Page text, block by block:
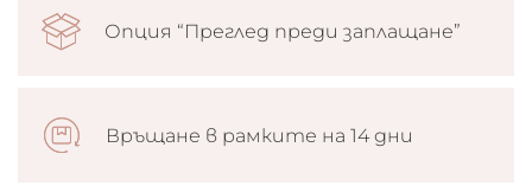
Опция “Преглед преди заплащане”
Връщане в рамките на 14 дни